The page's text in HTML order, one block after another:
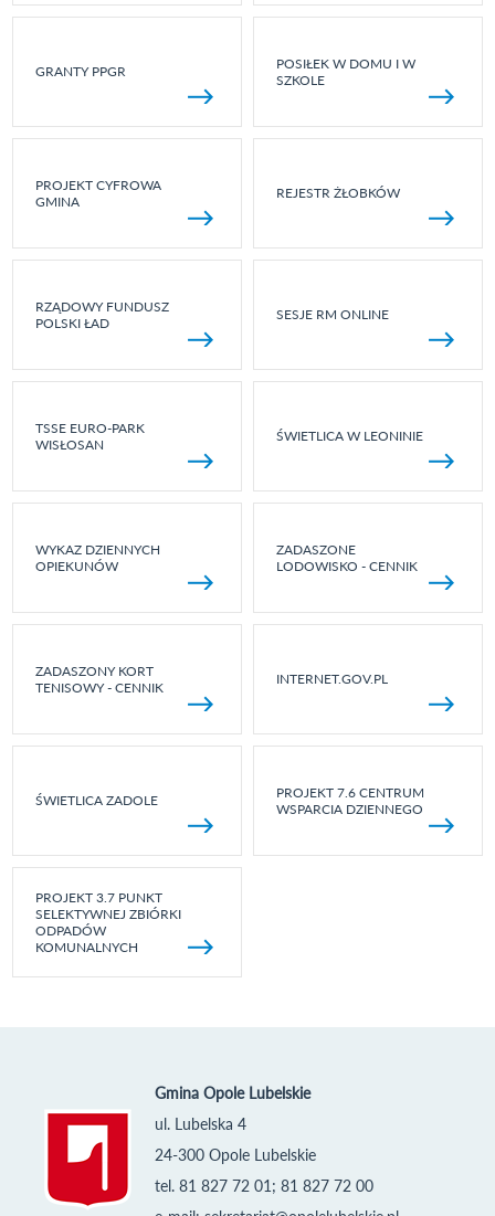
GRANTY PPGR
POSIŁEK W DOMU I W
SZKOLE
PROJEKT CYFROWA
GMINA
REJESTR ŻŁOBKÓW
RZĄDOWY FUNDUSZ
POLSKI ŁAD
SESJE RM ONLINE
TSSE EURO-PARK
WISŁOSAN
ŚWIETLICA W LEONINIE
WYKAZ DZIENNYCH
OPIEKUNÓW
ZADASZONE
LODOWISKO - CENNIK
ZADASZONY KORT
TENISOWY - CENNIK
INTERNET.GOV.PL
ŚWIETLICA ZADOLE
PROJEKT 7.6 CENTRUM
WSPARCIA DZIENNEGO
PROJEKT 3.7 PUNKT
SELEKTYWNEJ ZBIÓRKI
ODPADÓW
KOMUNALNYCH
Gmina Opole Lubelskie
ul. Lubelska 4
24-300 Opole Lubelskie
tel. 81 827 72 01; 81 827 72 00